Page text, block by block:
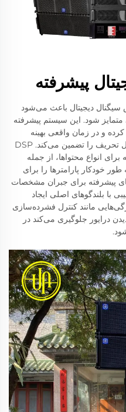
پیشرفته
سیگنال دیجیتال باعث می‌شود
شود. این سیستم پیشرفته
و در زمان واقعی بهینه
می‌کند و پاسخ فرکانسی دقیق و حداقل تحریف را تضمین می‌کند. DSP
انواع محتواها، از جمله
خودکار پارامترها را برای
پیشرفته برای جبران مشخصات
با بلندگوهای اصلی ایجاد
مانند کنترل فشرده‌سازی
درایور جلوگیری می‌کند در